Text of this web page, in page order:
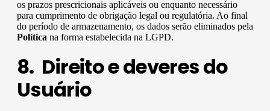
os prazos prescricionais aplicáveis ou enquanto necessário
para cumprimento de obrigação legal ou regulatória. Ao final
do período de armazenamento, os dados serão eliminados pela
Política na forma estabelecida na LGPD.
8. Direito e deveres do
Usuário